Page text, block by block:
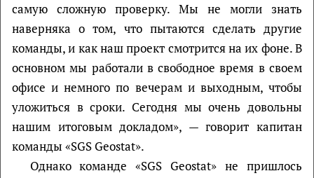
самую сложную проверку. Мы не могли знать
наверняка о том, что пытаются сделать другие
команды, и как наш проект смотрится на их фоне. В
основном мы работали в свободное время в своем
офисе и немного по вечерам и выходным, чтобы
уложиться в сроки. Сегодня мы очень довольны
нашим итоговым докладом», — говорит капитан
команды «SGS Geostat».
Однако команде «SGS Geostat» не пришлось